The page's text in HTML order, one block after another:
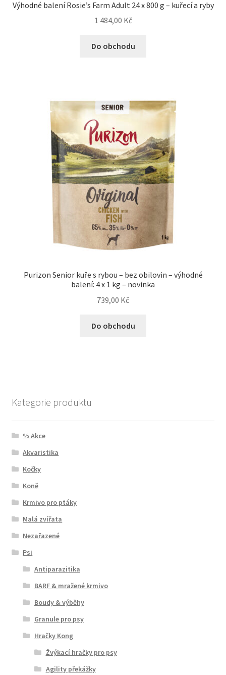
Výhodné balení Rosie’s Farm Adult 24 x 800 g – kuřecí a ryby
1 484,00 Kč
Do obchodu
Purizon Senior kuře s rybou – bez obilovin – výhodné
balení: 4 x 1 kg – novinka
739,00 Kč
Do obchodu
Kategorie produktu
% Akce
Akvaristika
Kočky
Koně
Krmivo pro ptáky
Malá zvířata
Nezařazené
Psi
Antiparazitika
BARF & mražené krmivo
Boudy & výběhy
Granule pro psy
Hračky Kong
Žvýkací hračky pro psy
Agility překážky